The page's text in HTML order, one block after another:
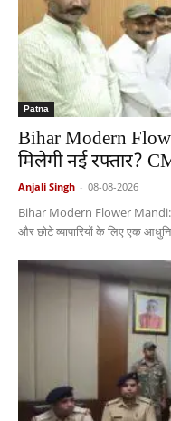
Patna
Bihar Modern
मिलेगी नई रफ्तार?
Anjali Singh - 08-08-2026
Bihar Modern Flower Mandi:
और छोटे व्यापारियों के लिए एक